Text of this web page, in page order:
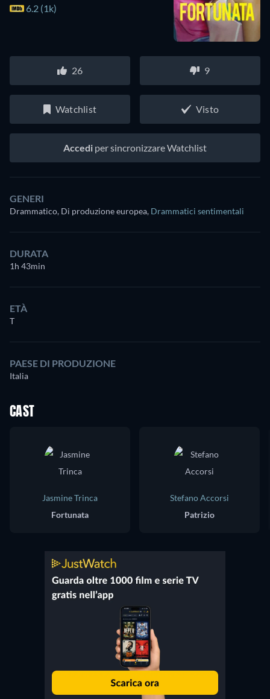
6.2 (1k)
26 9
Watchlist Visto
Accedi per sincronizzare Watchlist
GENERI
Drammatico, Di produzione europea, Drammatici sentimentali
DURATA
1h 43min
ETÀ
T
PAESE DI PRODUZIONE
Italia
CAST
Jasmine Trinca
Fortunata
Stefano Accorsi
Patrizio